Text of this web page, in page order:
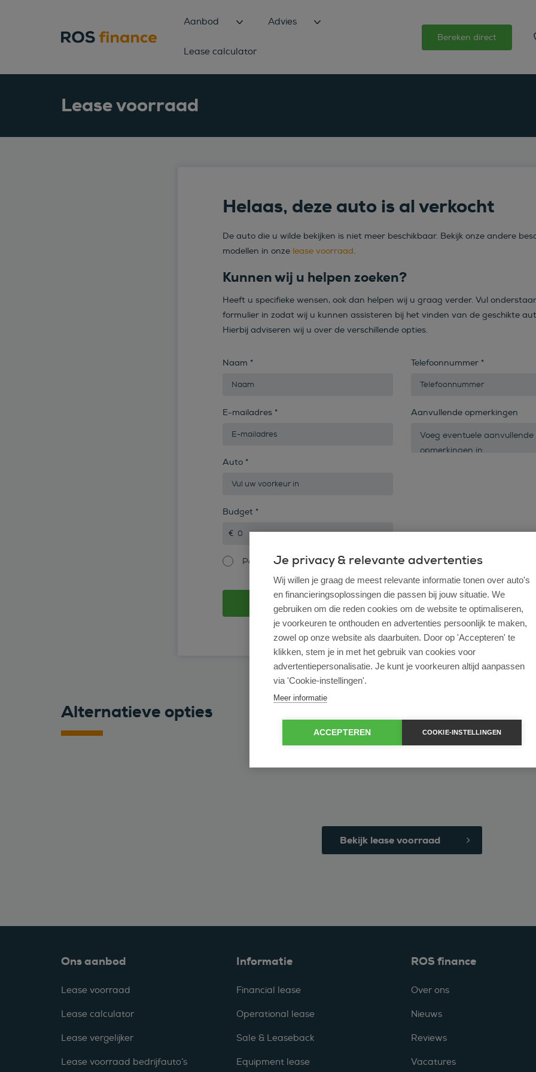
Aanbod Advies
Lease calculator
Bereken direct
Lease voorraad
Helaas, deze auto is al verkocht
De auto die u wilde bekijken is niet meer beschikbaar. Bekijk onze andere
modellen in onze lease voorraad.
Kunnen wij u helpen zoeken?
Heeft u specifieke wensen, ook dan helpen wij u graag verder. Vul
formulier in zodat wij u kunnen assisteren bij het vinden van de geschikte
Hierbij adviseren wij u over de verschillende opties.
Naam *
E-mailadres *
Auto *
Budget *
Particulier Zakelijk
Telefoonnummer *
Aanvullende opmerkingen
of bekijk ons volledige lease voorraad
Alternatieve opties
Bekijk lease voorraad
Ons aanbod
Lease voorraad
Lease calculator
Lease vergelijker
Lease voorraad bedrijfauto’s
Informatie
Financial lease
Operational lease
Sale & Leaseback
Equipment lease
ROS finance
Over ons
Nieuws
Reviews
Vacatures
Je privacy & relevante advertenties
Wij willen je graag de meest relevante informatie tonen over auto's
en financieringsoplossingen die passen bij jouw situatie. We
gebruiken om die reden cookies om de website te optimaliseren,
je voorkeuren te onthouden en advertenties persoonlijk te maken,
zowel op onze website als daarbuiten. Door op 'Accepteren' te
klikken, stem je in met het gebruik van cookies voor
advertentiepersonalisatie. Je kunt je voorkeuren altijd aanpassen
via 'Cookie-instellingen'.
Meer informatie
ACCEPTEREN COOKIE-INSTELLINGEN